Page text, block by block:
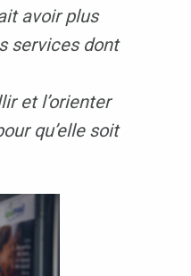
avoir plus
services dont
et l’orienter
qu’elle soit